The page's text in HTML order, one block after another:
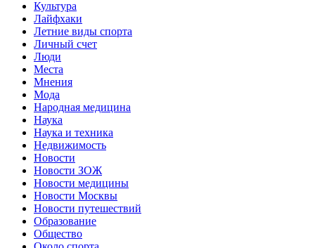
Культура
Лайфхаки
Летние виды спорта
Личный счет
Люди
Места
Мнения
Мода
Народная медицина
Наука
Наука и техника
Недвижимость
Новости
Новости ЗОЖ
Новости медицины
Новости Москвы
Новости путешествий
Образование
Общество